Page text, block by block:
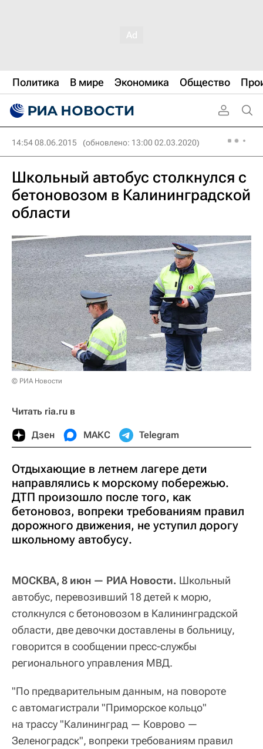
Политика В мире Экономика Общество
14:54 08.06.2015 (обновлено: 13:00 02.03.2020)
Школьный автобус столкнулся с
бетоновозом в Калининградской
области
© РИА Новости
Читать ria.ru в
Дзен МАКС Telegram
Отдыхающие в летнем лагере дети
направлялись к морскому побережью.
ДТП произошло после того, как
бетоновоз, вопреки требованиям правил
дорожного движения, не уступил дорогу
школьному автобусу.
МОСКВА, 8 июн — РИА Новости. Школьный
автобус, перевозивший 18 детей к морю,
столкнулся с бетоновозом в Калининградской
области, две девочки доставлены в больницу,
говорится в сообщении пресс-службы
регионального управления МВД.
"По предварительным данным, на повороте
с автомагистрали "Приморское кольцо"
на трассу "Калининград — Коврово —
Зеленоградск", вопреки требованиям правил